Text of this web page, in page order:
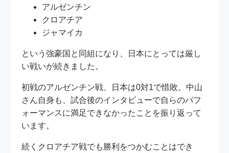
アルゼンチン
クロアチア
ジャマイカ
という強豪国と同組になり、日本にとっては厳し
い戦いが続きました。
初戦のアルゼンチン戦、日本は0対1で惜敗。中山
さん自身も、試合後のインタビューで自らのパフ
ォーマンスに満足できなかったことを振り返って
います。
続くクロアチア戦でも勝利をつかむことはでき